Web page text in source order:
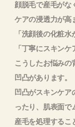
顔脱毛で産毛がな
ケアの浸透力が高
「洗顔後の化粧
「丁寧にスキン
こうしたお悩みの
凹凸があります。
凹凸がスキンケア
ったり、肌表面で
産毛を処理するこ